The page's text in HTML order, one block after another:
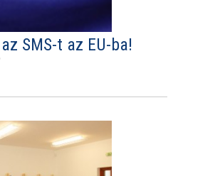
SMS-t az EU-ba!